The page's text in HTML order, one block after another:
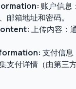
账户信息
邮箱地址和密码。
上传内容：
支付信息
支付详情（由第三